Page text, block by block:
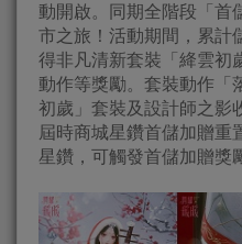
動開啟。同期全階段「首
市之旅！活動期間，累計
得非凡清新套裝「絳雲初
動作等獎勵。套裝動作「
初歲」套裝及設計師之影
屆時商城星鑽首儲加贈重
星鑽，可觸發首儲加贈獎